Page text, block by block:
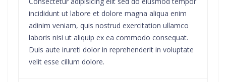
incididunt ut labore et dolore magna aliqua enim
adinim veniam, quis nostrud exercitation ullamco
laboris nisi ut aliquip ex ea commodo consequat.
Duis aute irureti dolor in reprehenderit in voluptate
velit esse cillum dolore.